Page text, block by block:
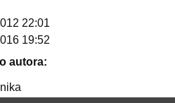
22:01
19:52
autora: